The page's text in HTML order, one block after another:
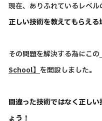
現在、ありふれているレベ
正しい技術を教えてもらえる
その問題を解決する為にこの
School】 を開設しました。
間違った技術ではなく正し
ょう！